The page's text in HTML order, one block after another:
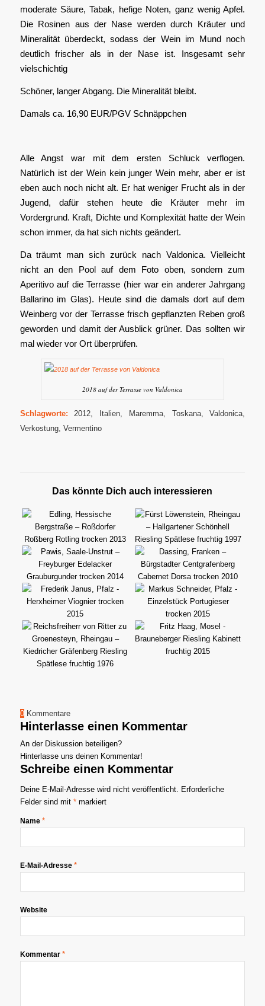
moderate Säure, Tabak, hefige Noten, ganz wenig Apfel.
Die Rosinen aus der Nase werden durch Kräuter und
Mineralität überdeckt, sodass der Wein im Mund noch
deutlich frischer als in der Nase ist. Insgesamt sehr
vielschichtig
Schöner, langer Abgang. Die Mineralität bleibt.
Damals ca. 16,90 EUR/PGV Schnäppchen
Alle Angst war mit dem ersten Schluck verflogen.
Natürlich ist der Wein kein junger Wein mehr, aber er ist
eben auch noch nicht alt. Er hat weniger Frucht als in der
Jugend, dafür stehen heute die Kräuter mehr im
Vordergrund. Kraft, Dichte und Komplexität hatte der Wein
schon immer, da hat sich nichts geändert.
Da träumt man sich zurück nach Valdonica. Vielleicht
nicht an den Pool auf dem Foto oben, sondern zum
Aperitivo auf die Terrasse (hier war ein anderer Jahrgang
Ballarino im Glas). Heute sind die damals dort auf dem
Weinberg vor der Terrasse frisch gepflanzten Reben groß
geworden und damit der Ausblick grüner. Das sollten wir
mal wieder vor Ort überprüfen.
2018 auf der Terrasse von Valdonica
Schlagworte: 2012 Italien Maremma, Toskana,Valdonica
Verkostung, Vermentino
Das könnte Dich auch interessieren
0 Kommentare
Hinterlasse einen Kommentar
An der Diskussion beteiligen?
Hinterlasse uns deinen Kommentar!
Schreibe einen Kommentar
Deine E-Mail-Adresse wird nicht veröffentlicht. Erforderliche
Felder sind mit *markiert
Name *
E-Mail-Adresse *
Website
Kommentar *